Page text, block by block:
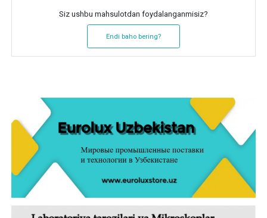
Siz ushbu mahsulotdan foydalanganmisiz?
Endi baho bering?